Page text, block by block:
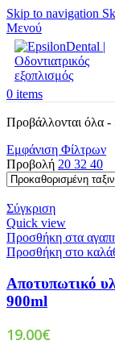
Skip to navigation
Μενού
0 items
Προβάλλονται όλα -
Εμφάνιση Φίλτρων
Προβολή 20 32 40
Σύγκριση
Quick view
Προσθήκη στα
Προσθήκη στο
Αποτυπωτικό
900ml
19.00€